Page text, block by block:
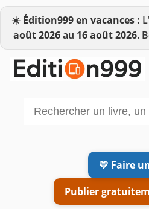
☀️ Édition999 en vacances :
août 2026au 16 août 2026.
💛 Faire
Publier